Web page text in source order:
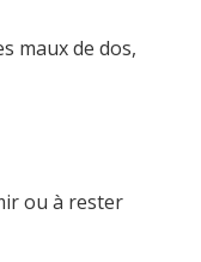
maux de dos,
ou à rester